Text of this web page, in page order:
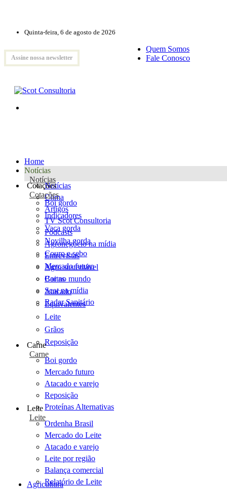
Quinta-feira, 6 de agosto de 2026
Assine nossa newsletter
Quem Somos
Fale Conosco
Home
Notícias
Notícias
Notícias
Clima
Artigos
TV Scot Consultoria
Podcasts
Agronegócio na mídia
Entrevistas
Agro sustentável
Cartas
Scot na mídia
Radar Sanitário
Cotações
Cotações
Boi gordo
Indicadores
Vaca gorda
Novilha gorda
Couro e sebo
Mercado futuro
Boi no mundo
Atacado
Equivalentes
Leite
Grãos
Reposição
Carne
Carne
Boi gordo
Mercado futuro
Atacado e varejo
Reposição
Proteínas Alternativas
Leite
Leite
Ordenha Brasil
Mercado do Leite
Atacado e varejo
Leite por região
Balança comercial
Relatório de Leite
Agricultura